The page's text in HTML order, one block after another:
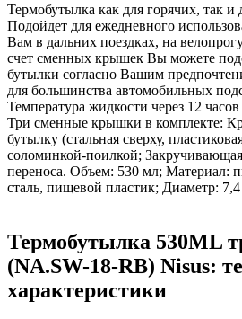
Термобутылка как для горячих, так и
Подойдет для ежедневного
Вам в дальних поездках, на
счет сменных крышек Вы можете
бутылки согласно Вашим
для большинства автомобильных
Температура жидкости через 12
Три сменные крышки в комплекте:
бутылку (стальная сверху,
соломинкой-поилкой;
переноса. Объем: 530 мл; Материал:
сталь, пищевой пластик; Диаметр:
Термобутылка 530ML
(NA.SW-18-RB) Nisus:
характеристики